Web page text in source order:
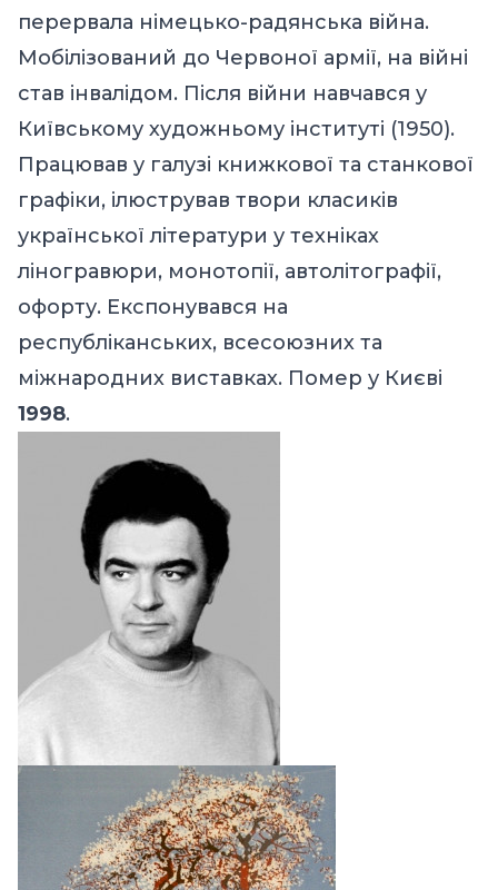
перервала німецько-радянська війна.
Мобілізований до Червоної армії, на війні
став інвалідом. Після війни навчався у
Київському художньому інституті (1950).
Працював у галузі книжкової та станкової
графіки, ілюстрував твори класиків
української літератури у техніках
ліногравюри, монотопії, автолітографії,
офорту. Експонувався на
республіканських, всесоюзних та
міжнародних виставках. Помер у Києві
1998.